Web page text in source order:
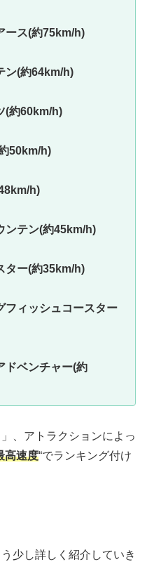
ース(約75km/h)
ン(約64km/h)
(約60km/h)
50km/h)
h)
ンテン(約45km/h)
ター(約35km/h)
フィッシュコースター
ドベンチャー(約
、アトラクションによっ
高速度“でランキング付け
少し詳しく紹介していき